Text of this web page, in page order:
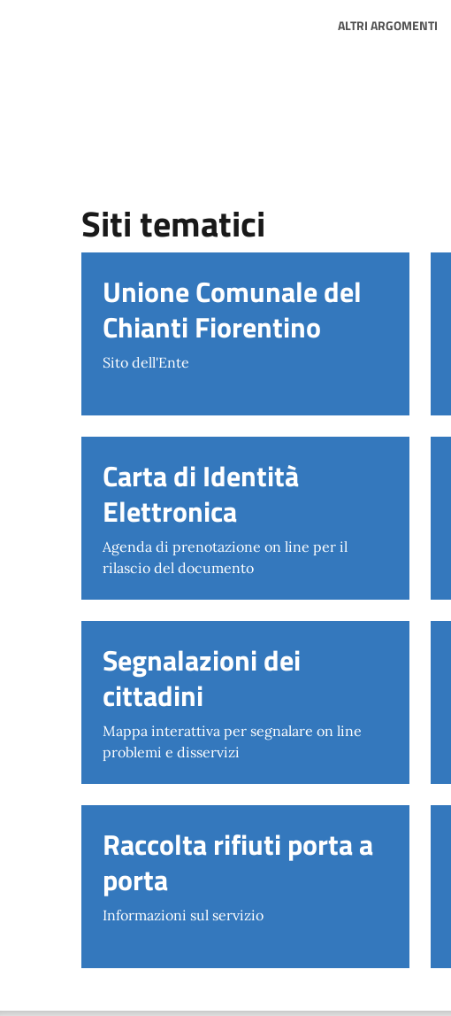
ALTRI ARGOMENTI
Siti tematici
Unione Comunale del
Chianti Fiorentino
Sito dell'Ente
Carta di Identità
Elettronica
Agenda di prenotazione on line per il
rilascio del documento
Segnalazioni dei
cittadini
Mappa interattiva per segnalare on line
problemi e disservizi
Raccolta rifiuti porta a
porta
Informazioni sul servizio